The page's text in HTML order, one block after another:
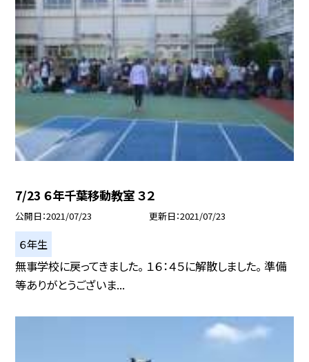
7/23 ６年千葉移動教室 ３２
公開日 2021/07/23 更新日 2021/07/23
６年生
無事学校に戻ってきました。 １６：４５に解散しました。 準備
等ありがとうございま...